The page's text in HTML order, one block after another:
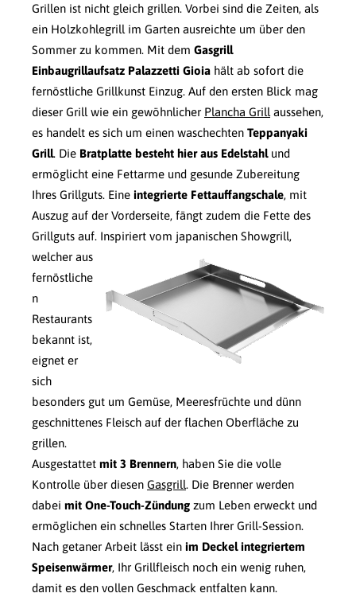
Grillen ist nicht gleich grillen. Vorbei sind die Zeiten, als
ein Holzkohlegrill im Garten ausreichte um über den
Sommer zu kommen. Mit dem Gasgrill
Einbaugrillaufsatz Palazzetti Gioia hält ab sofort die
fernöstliche Grillkunst Einzug. Auf den ersten Blick mag
dieser Grill wie ein gewöhnlicher Plancha Grill aussehen,
es handelt es sich um einen waschechten Teppanyaki
Grill. Die Bratplatte besteht hier aus Edelstahlund
ermöglicht eine Fettarme und gesunde Zubereitung
Ihres Grillguts. Eine integrierte Fettauffangschale, mit
Auszug auf der Vorderseite, fängt zudem die Fette des
Grillguts auf. Inspiriert vom japanischen Showgrill,
welcher aus
fernöstliche
n
Restaurants
bekannt ist,
eignet er
sich
besonders gut um Gemüse, Meeresfrüchte und dünn
geschnittenes Fleisch auf der flachen Oberfläche zu
grillen.
Ausgestattet mit 3 Brennern, haben Sie die volle
Kontrolle über diesen Gasgrill. Die Brenner werden
dabei mit One-Touch-Zündung zum Leben erweckt und
ermöglichen ein schnelles Starten Ihrer Grill-Session.
Nach getaner Arbeit lässt ein im Deckel integriertem
Speisenwärmer, Ihr Grillfleisch noch ein wenig ruhen,
damit es den vollen Geschmack entfalten kann.